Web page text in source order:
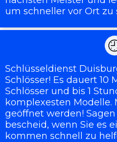
um schneller vor Ort zu
Schlüsseldienst
Schlösser! Es dauert 10
Schlösser und bis 1
komplexesten Modelle.
geöffnet werden!
bescheid, wenn Sie es
kommen schnell zu